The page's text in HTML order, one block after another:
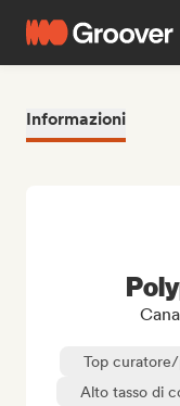
Informazioni
Top
Alto tasso di